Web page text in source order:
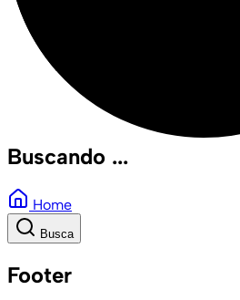
Buscando ...
Home
Busca
Footer